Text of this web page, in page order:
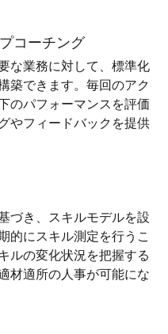
コーチング
な業務に対して、標準化
築できます。毎回のアク
のパフォーマンスを評価
やフィードバックを提供
づき、スキルモデルを設
的にスキル測定を行うこ
ルの変化状況を把握する
材適所の人事が可能にな